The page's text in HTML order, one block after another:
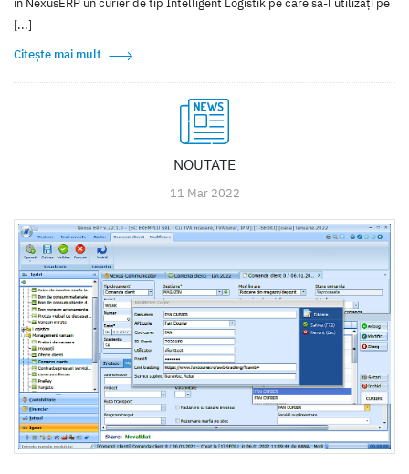
în NexusERP un curier de tip Intelligent Logistik pe care să-l utilizați pe
[...]
Citește mai mult
NOUTATE
11 Mar 2022